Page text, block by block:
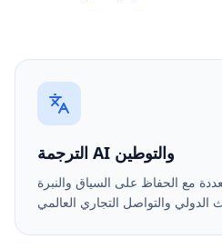
الترجمة AI والتوطين
مع الحفاظ على السياق والنبرة